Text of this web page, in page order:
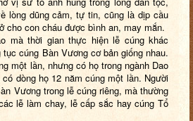
lòng dũng cảm, tự tin, cũng là dịp cầu
cho con cháu được bình an, may mắn.
mà thời gian thực hiện lễ cúng khác
cúng Bàn Vương cơ bản giống nhau.
một lần, nhưng có họ trong ngành Dao
dòng họ 12 năm cúng một lần. Người
Vương trong lễ cúng riêng, mà thường
lễ làm chay, lễ cấp sắc hay cúng Tổ